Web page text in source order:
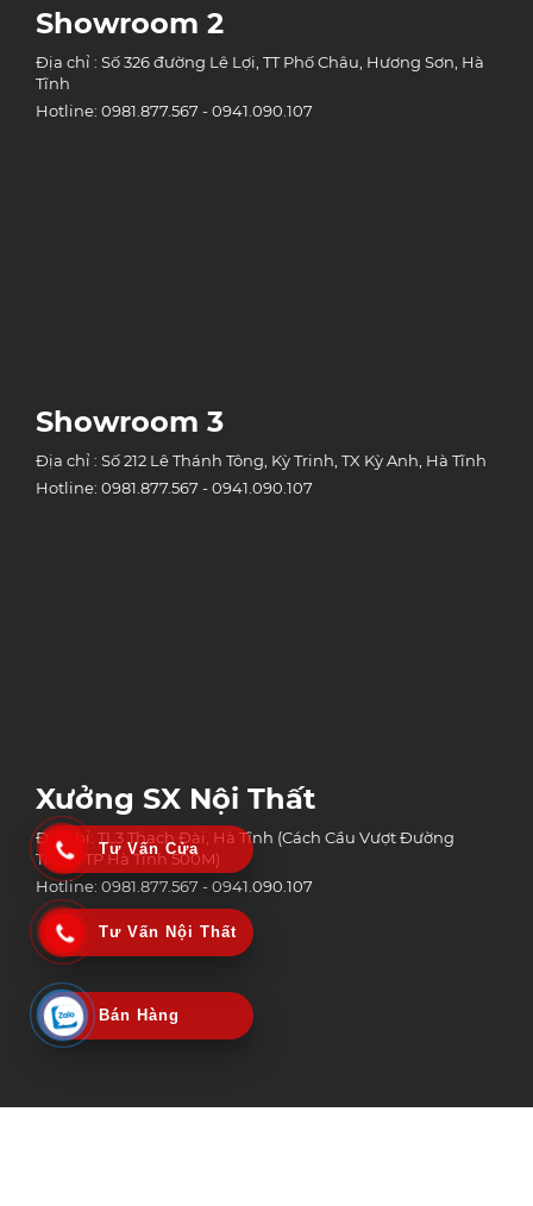
Showroom 2
Địa chỉ : Số 326 đường Lê Lợi, TT Phố Châu, Hương Sơn, Hà
Tĩnh
Hotline: 0981.877.567 - 0941.090.107
Showroom 3
Địa chỉ : Số 212 Lê Thánh Tông, Kỳ Trinh, TX Kỳ Anh, Hà Tĩnh
Hotline: 0981.877.567 - 0941.090.107
Xưởng SX Nội Thất
Địa chỉ: TL3 Thạch Đài, Hà Tĩnh (Cách Cầu Vượt Đường
Tránh TP Hà Tĩnh 500M)
Hotline: 0981.877.567 - 0941.090.107
Tư Vấn Cửa
Tư Vấn Nội Thất
Bán Hàng